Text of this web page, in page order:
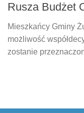
Rusza Budżet
Mieszkańcy Gminy
możliwość
zostanie